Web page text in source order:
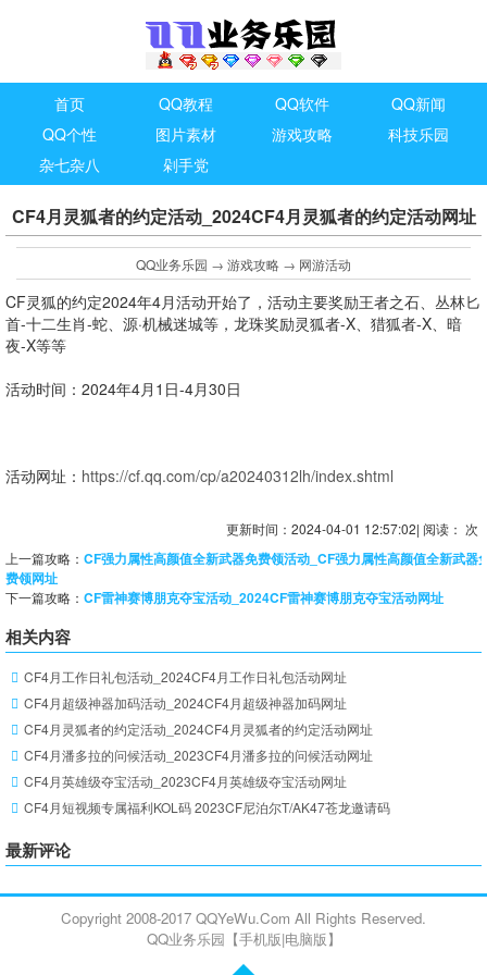
首页 QQ教程 QQ软件
QQ新闻
QQ个性
图片素材 游戏攻略
科技乐园
杂七杂八
剁手党
CF4月灵狐者的约定活动_2024CF4月灵狐者的约定活动网址
QQ业务乐园 → 游戏攻略 → 网游活动
CF灵狐的约定2024年4月活动开始了，活动主要奖励王者之石、丛林匕
首-十二生肖-蛇、源·机械迷城等，龙珠奖励灵狐者-X、猎狐者-X、暗
夜-X等等
活动时间：2024年4月1日-4月30日
活动网址： https://cf.qq.com/cp/a20240312lh/index.shtml
更新时间：2024-04-01 12:57:02| 阅读： 次
上一篇攻略： CF强力属性高颜值全新武器免费领活动_CF强力属性高颜值全新武器
费领网址
下一篇攻略： CF雷神赛博朋克夺宝活动_2024CF雷神赛博朋克夺宝活动网址
相关内容
CF4月工作日礼包活动_2024CF4月工作日礼包活动网址
CF4月超级神器加码活动_2024CF4月超级神器加码网址
CF4月灵狐者的约定活动_2024CF4月灵狐者的约定活动网址
CF4月潘多拉的问候活动_2023CF4月潘多拉的问候活动网址
CF4月英雄级夺宝活动_2023CF4月英雄级夺宝活动网址
CF4月短视频专属福利KOL码 2023CF尼泊尔T/AK47苍龙邀请码
最新评论
Copyright 2008-2017 QQYeWu.Com All Rights Reserved.
QQ业务乐园【手机版|电脑版】